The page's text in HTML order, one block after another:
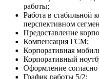
работы;
Работа в стабильной
перспективном
Предоставление
Компенсация ГСМ;
Корпоративная
Корпоративный
Оформление
График работы 5/2;